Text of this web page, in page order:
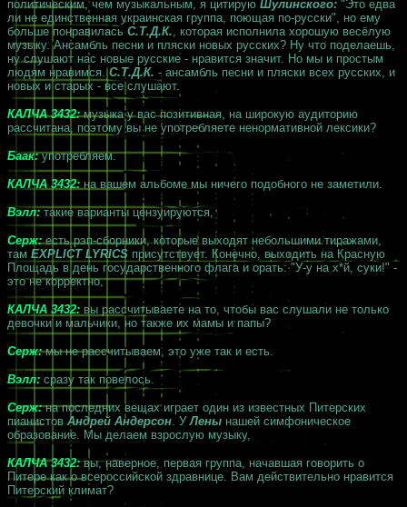
политическим, чем музыкальным, я цитирую Шулинского: "Это едва
ли не единственная украинская группа, поющая по-русски", но ему
больше понравиласьС.Т.Д.К., которая исполнила хорошую весёлую
музыку. Ансамбль песни и пляски новых русских? Ну что поделаешь,
ну слушают нас новые русские - нравится значит. Но мы и простым
людям нравимся.С.Т.Д.К. - ансамбль песни и пляски всех русских, и
новых и старых - все слушают.
КАЛЧА 3432: музыка у вас позитивная, на широкую аудиторию
рассчитана, поэтому вы не употребляете ненормативной лексики?
Баак:употребляем.
КАЛЧА 3432: на вашем альбоме мы ничего подобного не заметили.
Вэлл: такие варианты цензуируются,
Серж: есть рэп-сборники, которые выходят небольшими тиражами,
там EXPLICT LYRICS присутствует. Конечно, выходить на Красную
Площадь в день государственного флага и орать: "У-у на х*й, суки!" -
это не корректно,
КАЛЧА 3432: вы рассчитываете на то, чтобы вас слушали не только
девочки и мальчики, но также их мамы и папы?
Серж: мы не рассчитываем, это уже так и есть.
Вэлл: сразу так повелось.
Серж: на последних вещах играет один из известных Питерских
пианистовАндрей Андерсон. УЛены нашей симфоническое
образование. Мы делаем взрослую музыку,
КАЛЧА 3432: вы, наверное, первая группа, начавшая говорить о
Питере как о всероссийской здравнице. Вам действительно нравится
Питерский климат?